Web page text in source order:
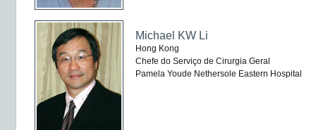
Michael KW Li
Hong Kong
Chefe do Serviço de Cirurgia Geral
Pamela Youde Nethersole Eastern Hospital